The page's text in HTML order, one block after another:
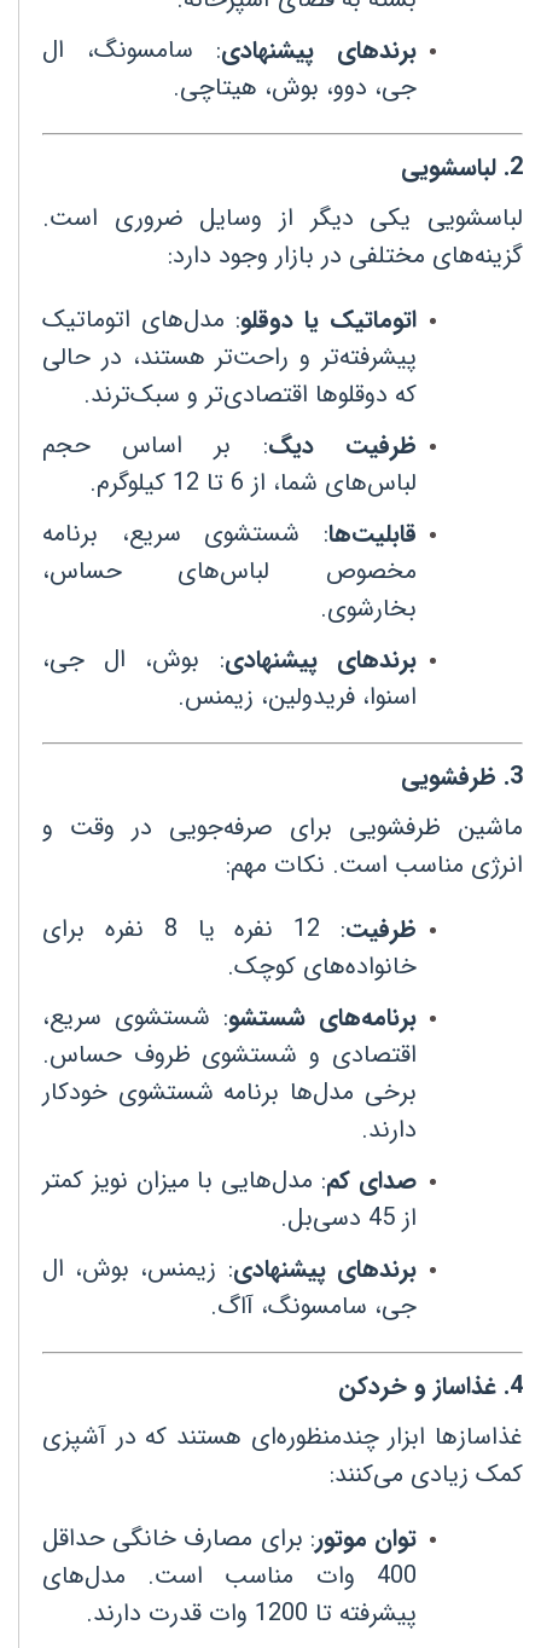
برندهای پیشنهادی: سامسونگ، ال
جی، دوو، بوش، هیتاچی.
2
. لباسشویی
لباسشویی یکی دیگر از وسایل ضروری است.
گزینه‌های مختلفی در بازار وجود دارد:
اتوماتیک یا دوقلو: مدل‌های اتوماتیک
پیشرفته‌تر و راحت‌تر هستند، در حالی
که دوقلوها اقتصادی‌تر و سبک‌ترند.
ظرفیت دیگ: بر اساس حجم
لباس‌های شما، از 6 تا 12 کیلوگرم
.
قابلیت‌ها: شستشوی سریع، برنامه
مخصوص لباس‌های حساس،
بخارشوی.
برندهای پیشنهادی: بوش، ال جی،
اسنوا، فریدولین، زیمنس.
3
. ظرفشویی
ماشین ظرفشویی برای صرفه‌جویی در وقت و
انرژی مناسب است. نکات مهم:
ظرفیت:
12
نفره یا 8 نفره برای
خانواده‌های کوچک.
برنامه‌های شستشو: شستشوی سریع،
اقتصادی و شستشوی ظروف حساس.
برخی مدل‌ها برنامه شستشوی خودکار
دارند.
صدای کم: مدل‌هایی با میزان نویز کمتر
از 45 دسی‌بل
.
برندهای پیشنهادی: زیمنس، بوش، ال
جی، سامسونگ، آاگ.
4
. غذاساز و خردکن
غذاسازها ابزار چندمنظوره‌ای هستند که در آشپزی
کمک زیادی می‌کنند:
توان موتور: برای مصارف خانگی حداقل
400 وات مناسب است. مدل‌های
پیشرفته تا 1200 وات قدرت دارند
.